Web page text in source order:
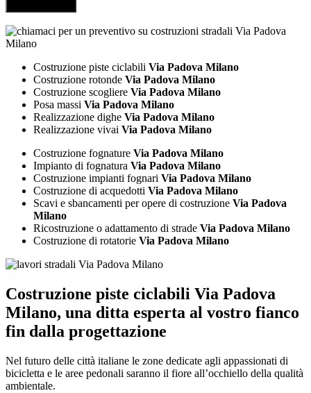
Costruzione piste ciclabili Via Padova Milano
Costruzione rotonde Via Padova Milano
Costruzione scogliere Via Padova Milano
Posa massi Via Padova Milano
Realizzazione dighe Via Padova Milano
Realizzazione vivai Via Padova Milano
Costruzione fognature Via Padova Milano
Impianto di fognatura Via Padova Milano
Costruzione impianti fognari Via Padova Milano
Costruzione di acquedotti Via Padova Milano
Scavi e sbancamenti per opere di costruzione Via Padova
Milano
Ricostruzione o adattamento di strade Via Padova Milano
Costruzione di rotatorie Via Padova Milano
Costruzione piste ciclabili Via Padova
Milano, una ditta esperta al vostro fianco
fin dalla progettazione
Nel futuro delle città italiane le zone dedicate agli appassionati di
bicicletta e le aree pedonali saranno il fiore all’occhiello della qualità
ambientale.